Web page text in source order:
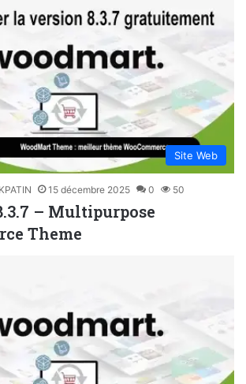
Site Web
15 décembre 2025 0 50
– Multipurpose
Theme